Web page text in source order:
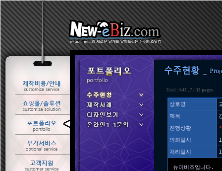
Total : 643 , 7 / 33 pages
상호명
제목
진행상황
의뢰일시
처리일시
뉴이비즈입니다.
ㆍ 수주현황
ㆍ 제작사례